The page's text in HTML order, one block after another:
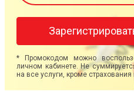
* Промокодом можно
личном кабинете. Не
на все услуги, кроме